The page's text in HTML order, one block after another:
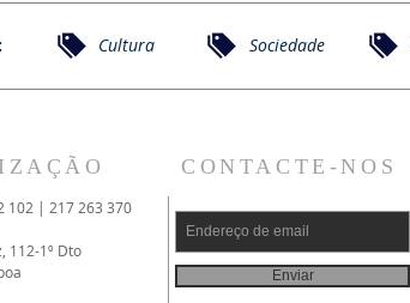
Cultura Sociedade
102 | 217 263 370
112-1º Dto
CONTACTE-NOS
Enviar